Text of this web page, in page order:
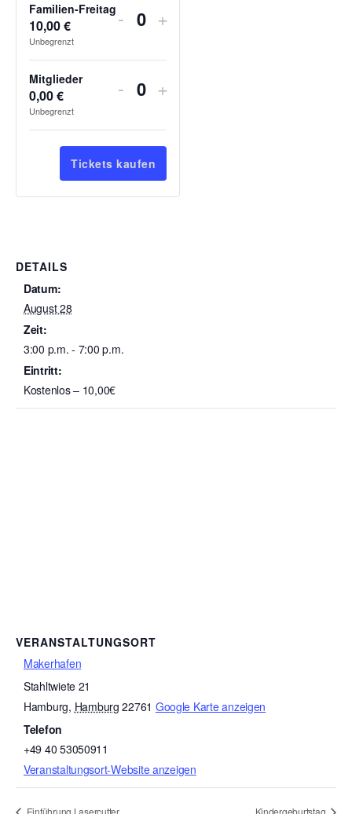
DETAILS
Datum:
August 28
Zeit:
3:00 p.m. - 7:00 p.m.
Eintritt:
Kostenlos – 10,00€
VERANSTALTUNGSORT
Makerhafen
Stahltwiete 21
Hamburg, Hamburg 22761 Google Karte anzeigen
Telefon
+49 40 53050911
Veranstaltungsort-Website anzeigen
Familien-Freitag
10,00€
Unbegrenzt
Verringern
für
Familien-
Freitag
-
A
a
Erhöhe
für
Familien-
Freitag
+
Mitglieder
0,00€
Unbegrenzt
Verringern
Ticketanzahl
für
Mitglieder
-
A
z
a
h
Erhöhe
Ticketsanzahl
Mitglieder
+
Tickets kaufen
Einführung Lasercutter Kindergeburtstag